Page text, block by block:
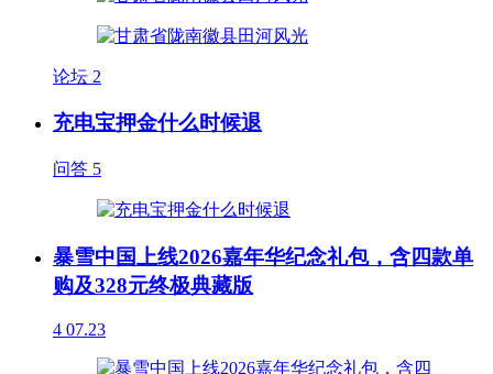
论坛 2
充电宝押金什么时候退
问答 5
暴雪中国上线2026嘉年华纪念礼包，含四款单
购及328元终极典藏版
4 07.23